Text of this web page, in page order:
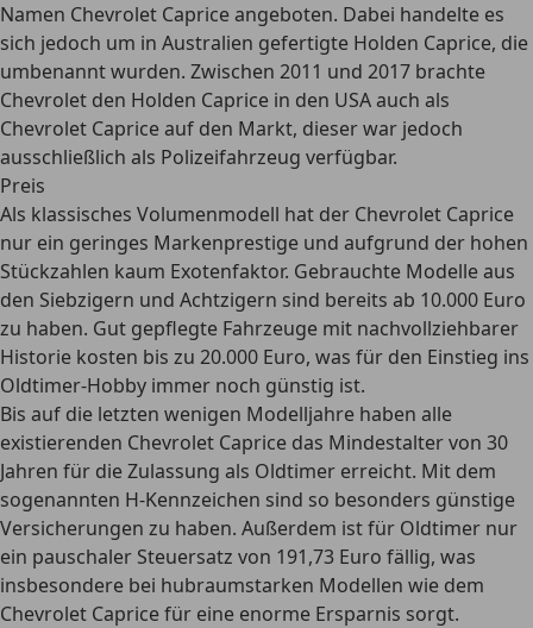
Namen Chevrolet Caprice angeboten. Dabei handelte es
sich jedoch um in Australien gefertigte Holden Caprice, die
umbenannt wurden. Zwischen 2011 und 2017 brachte
Chevrolet den Holden Caprice in den USA auch als
Chevrolet Caprice auf den Markt, dieser war jedoch
ausschließlich als Polizeifahrzeug verfügbar.
Preis
Als klassisches Volumenmodell hat der Chevrolet Caprice
nur ein geringes Markenprestige und aufgrund der hohen
Stückzahlen kaum Exotenfaktor. Gebrauchte Modelle aus
den Siebzigern und Achtzigern sind bereits ab 10.000 Euro
zu haben. Gut gepflegte Fahrzeuge mit nachvollziehbarer
Historie kosten bis zu 20.000 Euro, was für den Einstieg ins
Oldtimer-Hobby immer noch günstig ist.
Bis auf die letzten wenigen Modelljahre haben alle
existierenden Chevrolet Caprice das Mindestalter von 30
Jahren für die Zulassung als Oldtimer erreicht. Mit dem
sogenannten H-Kennzeichen sind so besonders günstige
Versicherungen zu haben. Außerdem ist für Oldtimer nur
ein pauschaler Steuersatz von 191,73 Euro fällig, was
insbesondere bei hubraumstarken Modellen wie dem
Chevrolet Caprice für eine enorme Ersparnis sorgt.